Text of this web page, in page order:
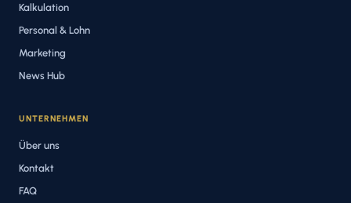
Kalkulation
Personal & Lohn
Marketing
News Hub
UNTERNEHMEN
Über uns
Kontakt
FAQ